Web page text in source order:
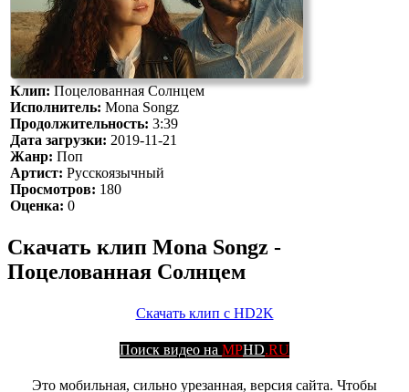
Клип:Поцелованная Солнцем
Исполнитель: Mona Songz
Продолжительность: 3:39
Дата загрузки: 2019-11-21
Жанр: Поп
Артист: Русскоязычный
Просмотров: 180
Оценка: 0
Скачать клип Mona Songz -
Поцелованная Солнцем
Скачать клип с HD2K
Поиск видео на MPHD.RU
Это мобильная, сильно урезанная, версия сайта. Чтобы